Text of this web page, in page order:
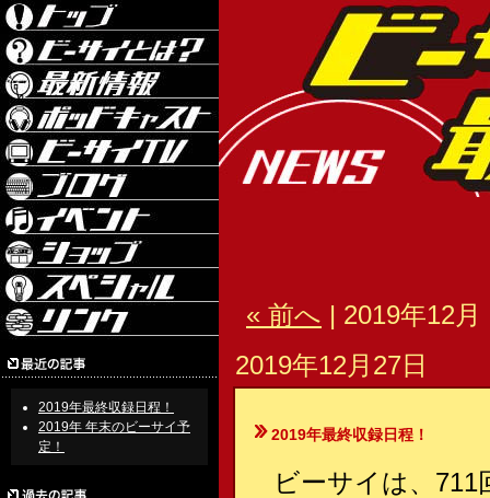
2019年最終収録日程！
2019年 年末のビーサイ予
定！
« 前へ | 2019年12
2019年12月27日
2019年最終収録日程！
ビーサイは、